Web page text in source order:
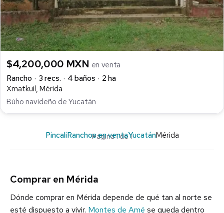
$4,200,000 MXN en venta
Rancho
3 recs. 4 baños
2 ha
Xmatkuil, Mérida
Búho navideño de Yucatán
Página 1 de 1
PincaliRanchos en ventaYucatánMérida
Comprar en Mérida
Dónde comprar en Mérida depende de qué tan al norte se
esté dispuesto a vivir. Montes de Amé se queda dentro